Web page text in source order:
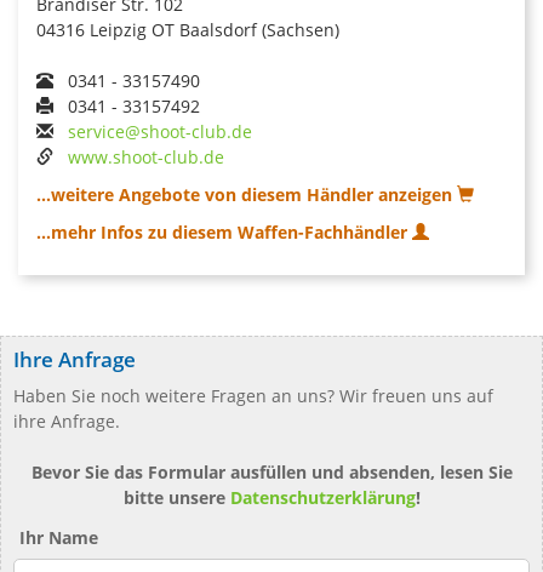
04316 Leipzig OT Baalsdorf (Sachsen)
0341 - 33157490
0341 - 33157492
service@shoot-club.de
www.shoot-club.de
...weitere Angebote von diesem Händler anzeigen
...mehr Infos zu diesem Waffen-Fachhändler
Ihre Anfrage
Haben Sie noch weitere Fragen an uns? Wir freuen uns auf
ihre Anfrage.
Bevor Sie das Formular ausfüllen und absenden, lesen Sie
bitte unsere Datenschutzerklärung!
Ihr Name